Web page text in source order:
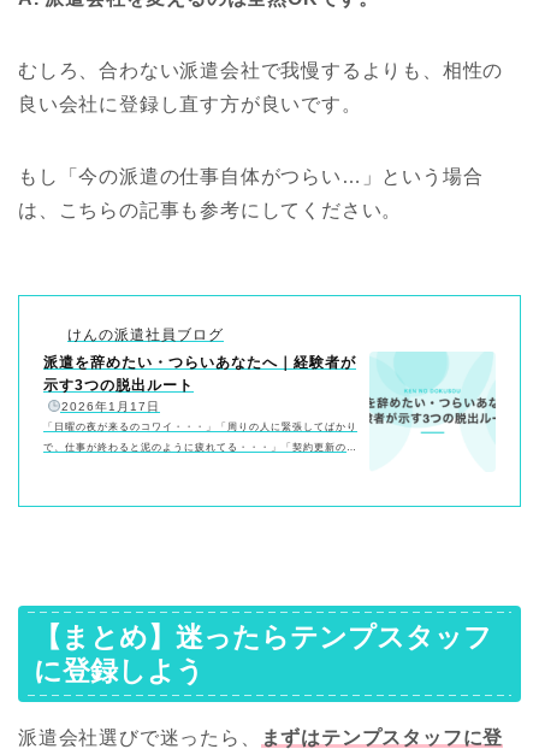
むしろ、合わない派遣会社で我慢するよりも、相性の
良い会社に登録し直す方が良いです。
もし「今の派遣の仕事自体がつらい…」という場合
は、こちらの記事も参考にしてください。
けんの派遣社員ブログ
派遣を辞めたい・つらいあなたへ｜経験者が
示す3つの脱出ルート
2026年1月17日
「日曜の夜が来るのコワイ・・・」「周りの人に緊張してばかり
で、仕事が終わると泥のように疲れてる・・・」「契約更新の時
いてください。あなたが辛いのは、あなたの能力が低いからで
【まとめ】迷ったらテンプスタッフ
に登録しよう
派遣会社選びで迷ったら、
まずはテンプスタッフに登